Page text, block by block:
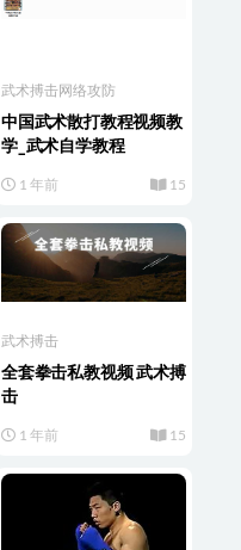
武术搏击网络攻防
中国武术散打教程视频教
学_武术自学教程
1 年前 15
武术搏击
全套拳击私教视频 武术搏
击
1 年前 15